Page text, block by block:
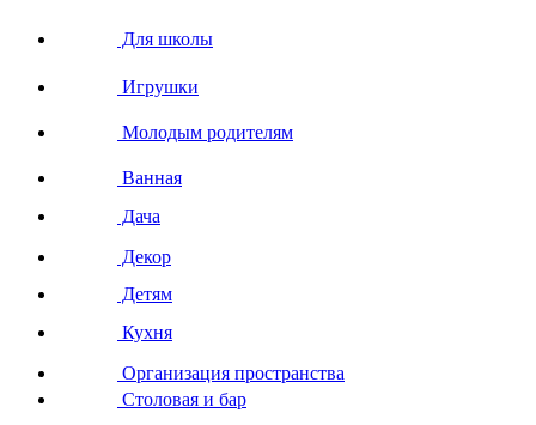
Для школы
Игрушки
Молодым родителям
Ванная
Дача
Декор
Детям
Кухня
Организация пространства
Столовая и бар